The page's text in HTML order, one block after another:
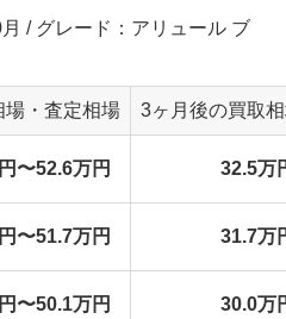
/ グレード：アリュール ブ
場・査定相場 3ヶ月後の買取
〜52.6万円 32.5万
〜51.7万円 31.7万
〜50.1万円 30.0万